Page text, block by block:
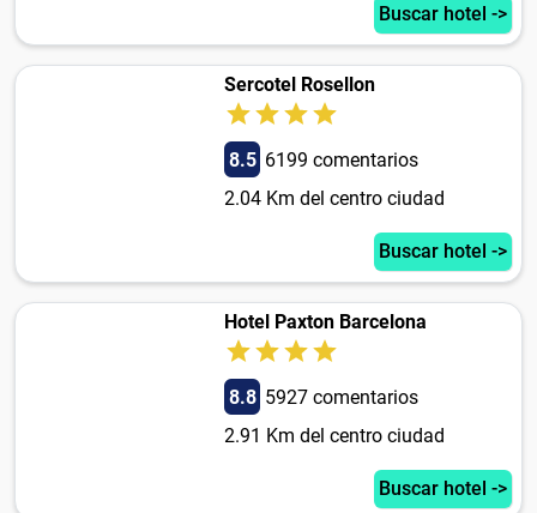
Buscar hotel ->
Sercotel Rosellon
8.5 6199 comentarios
2.04 Km del centro ciudad
Buscar hotel ->
Hotel Paxton Barcelona
8.8 5927 comentarios
2.91 Km del centro ciudad
Buscar hotel ->